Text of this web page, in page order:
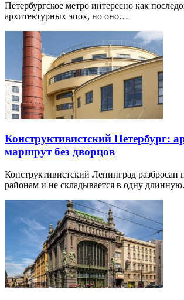
Петербургское метро интересно как
архитектурных эпох, но оно…
Конструктивистский Петербург:
маршрут без дворцов
Конструктивистский Ленинград разбросан
районам и не складывается в одну